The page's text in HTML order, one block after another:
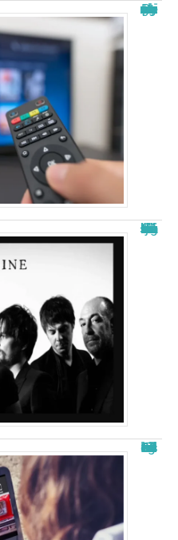
Papystreaming nouveau nom : tout savoir sur le changement
La signification de “j’ai demandé à la lune” d’indochine
Free télécharger nouvelle adresse : les meilleurs sites en 2025